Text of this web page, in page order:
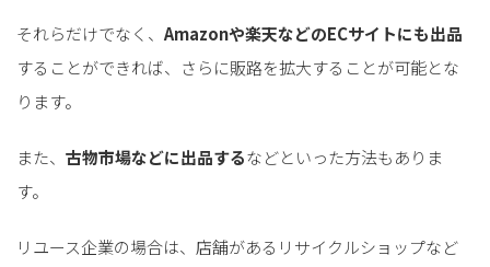
それらだけでなく、 Amazonや楽天などのECサイトにも出品
することができれば、さらに販路を拡大することが可能とな
ります。
また、 古物市場などに出品するなどといった方法もありま
す。
リユース企業の場合は、店舗があるリサイクルショップなど